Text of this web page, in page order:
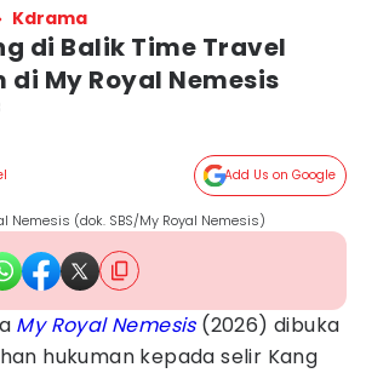
Kdrama
di Balik Time Travel
di My Royal Nemesis
Add Us on Google
Nemesis (dok. SBS/My Royal Nemesis)
My Royal Nemesis(2026) dibuka
hukuman kepada selir Kang